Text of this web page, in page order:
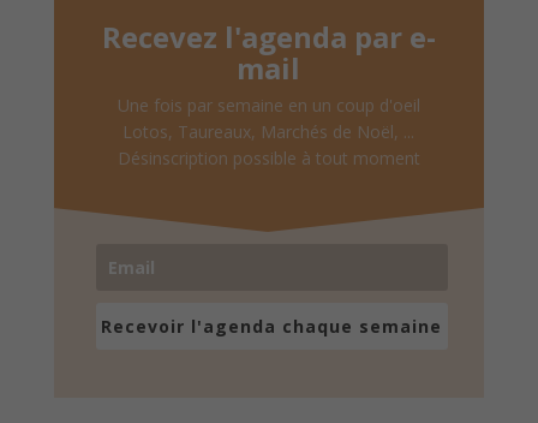
Recevez l'agenda par e-
mail
Une fois par semaine en un coup d'oeil
Lotos, Taureaux, Marchés de Noël, ...
Désinscription possible à tout moment
Recevoir l'agenda chaque semaine